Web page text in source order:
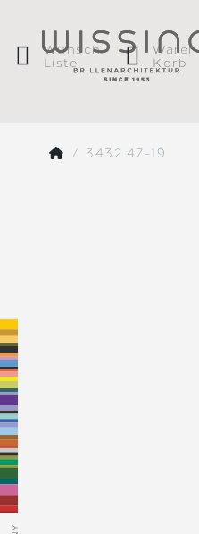
Wunsch
Liste
Waren
Korb
3432 47-19